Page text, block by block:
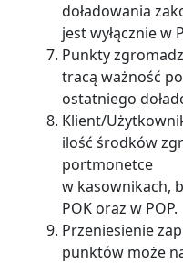
doładowania
jest wyłącznie w
Punkty
tracą ważność
ostatniego
Klient/
ilość środków
portmonetce
w kasownikach,
POK oraz w POP.
Przeniesienie
punktów może